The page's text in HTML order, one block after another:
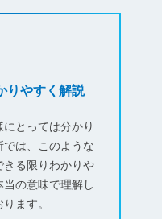
りやすく解説
とっては分かり
は、このような
る限りわかりや
の意味で理解し
ます。